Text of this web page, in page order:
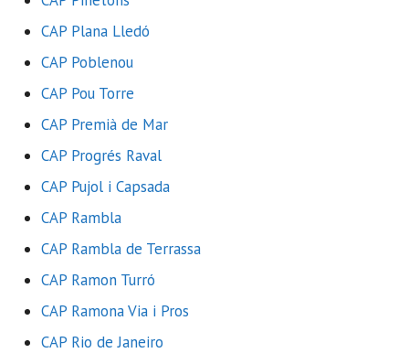
CAP Plana Lledó
CAP Poblenou
CAP Pou Torre
CAP Premià de Mar
CAP Progrés Raval
CAP Pujol i Capsada
CAP Rambla
CAP Rambla de Terrassa
CAP Ramon Turró
CAP Ramona Via i Pros
CAP Rio de Janeiro